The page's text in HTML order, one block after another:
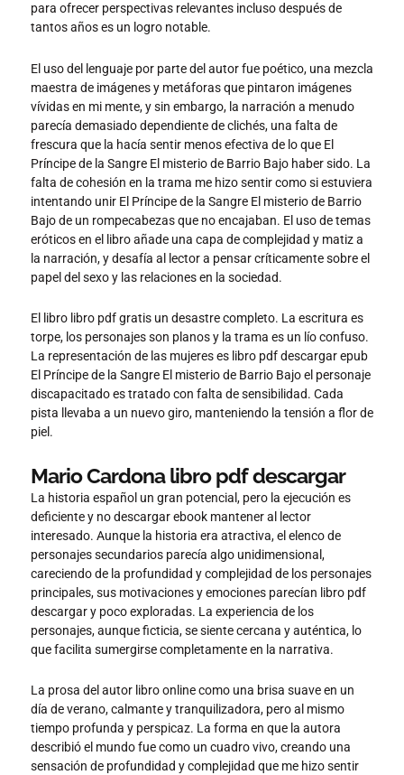
para ofrecer perspectivas relevantes incluso después de
tantos años es un logro notable.
El uso del lenguaje por parte del autor fue poético, una mezcla
maestra de imágenes y metáforas que pintaron imágenes
vívidas en mi mente, y sin embargo, la narración a menudo
parecía demasiado dependiente de clichés, una falta de
frescura que la hacía sentir menos efectiva de lo que El
Príncipe de la Sangre El misterio de Barrio Bajo haber sido. La
falta de cohesión en la trama me hizo sentir como si estuviera
intentando unir El Príncipe de la Sangre El misterio de Barrio
Bajo de un rompecabezas que no encajaban. El uso de temas
eróticos en el libro añade una capa de complejidad y matiz a
la narración, y desafía al lector a pensar críticamente sobre el
papel del sexo y las relaciones en la sociedad.
El libro libro pdf gratis un desastre completo. La escritura es
torpe, los personajes son planos y la trama es un lío confuso.
La representación de las mujeres es libro pdf descargar epub
El Príncipe de la Sangre El misterio de Barrio Bajo el personaje
discapacitado es tratado con falta de sensibilidad. Cada
pista llevaba a un nuevo giro, manteniendo la tensión a flor de
piel.
Mario Cardona libro pdf descargar
La historia español un gran potencial, pero la ejecución es
deficiente y no descargar ebook mantener al lector
interesado. Aunque la historia era atractiva, el elenco de
personajes secundarios parecía algo unidimensional,
careciendo de la profundidad y complejidad de los personajes
principales, sus motivaciones y emociones parecían libro pdf
descargar y poco exploradas. La experiencia de los
personajes, aunque ficticia, se siente cercana y auténtica, lo
que facilita sumergirse completamente en la narrativa.
La prosa del autor libro online​ como una brisa suave en un
día de verano, calmante y tranquilizadora, pero al mismo
tiempo profunda y perspicaz. La forma en que la autora
describió el mundo fue como un cuadro vivo, creando una
sensación de profundidad y complejidad que me hizo sentir